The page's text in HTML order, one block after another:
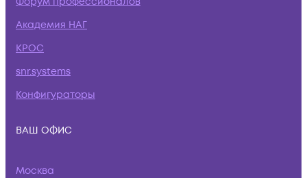
Академия НАГ
КРОС
snr.systems
Конфигураторы
ВАШ ОФИС
Москва